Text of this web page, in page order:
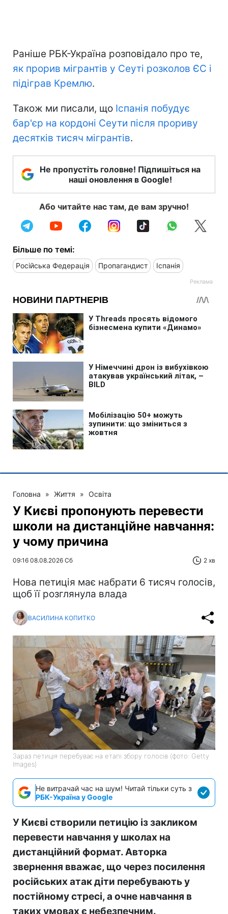
Раніше РБК-Україна розповідало про те,
як прорив мігрантів у Сеуті розколов ЄС і
підіграв Кремлю.
Також ми писали, що Іспанія побудує
бар'єр на кордоні Сеути після прориву
десятків тисяч мігрантів.
Не пропустіть головне! Підпишіться на
наші оновлення в Google!
Або читайте нас там, де вам зручно!
Більше по темі:
Російська Федерація Пропагандист Іспанія
Головна » Життя » Освіта
У Києві пропонують перевести
школи на дистанційне навчання:
у чому причина
09:16 08.08.2026 Сб 2 хв
Нова петиція має набрати 6 тисяч голосів,
щоб її розглянула влада
ВАСИЛИНА КОПИТКО
Зараз петиція перебуває на етапі збору голосів (фото: Getty
Images)
Не витрачай час на шум! Читай тільки суть з
РБК-Україна у Google
У Києві створили петицію із закликом
перевести навчання у школах на
дистанційний формат. Авторка
звернення вважає, що через посилення
російських атак діти перебувають у
постійному стресі, а очне навчання в
таких умовах є небезпечним.